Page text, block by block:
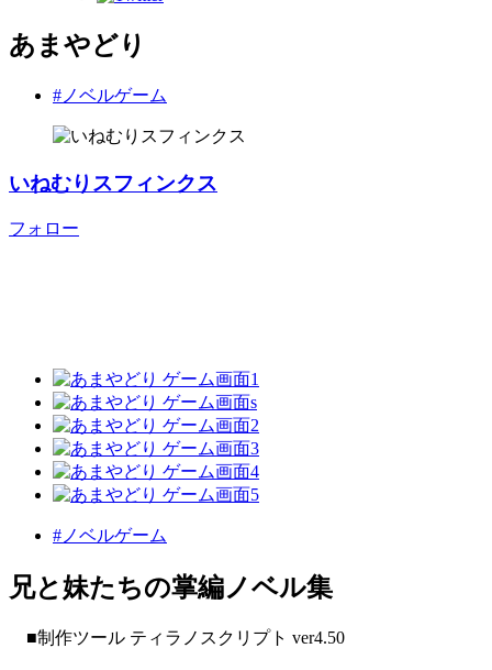
あまやどり
#ノベルゲーム
いねむりスフィンクス
フォロー
#ノベルゲーム
兄と妹たちの掌編ノベル集
■制作ツール ティラノスクリプト ver4.50